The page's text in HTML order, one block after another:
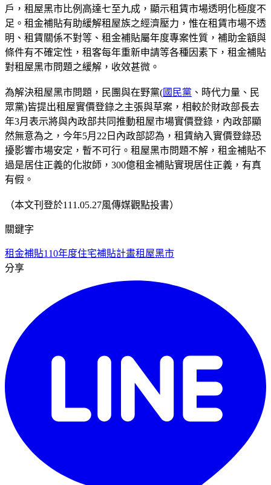
戶，租屋黑市比例高達七至九成，顯示租賃市場透明化極度不
足。租金補貼有助緩解租屋族之經濟壓力，惟在租賃市場不透
明、租賃關係不對等、租金補貼屬年度專案性質，補助金額與
條件有不確定性，租客每年重新申請等各種因素下，租金補貼
對租屋黑市問題之緩解，收效甚微。
為解決租屋黑市問題，民團與在野黨(國民黨 、時代力量、民
眾黨)皆提出租屋實價登錄之主張與草案，相較於財政部長去
年3月表示將與內政部共同推動租屋市場實價登錄，內政部顯
然無意為之，今年5月22日內政部認為，租賃納入實價登錄恐
擾影響市場安定，暫不可行。租屋黑市問題不解，租金補貼不
過是居住正義的化妝師，300億租金補貼實現居住正義，有真
有假。
（本文刊登於111.05.27風傳媒觀點投書）
關鍵字
租金補貼110年度住宅補貼計畫租屋黑市
分享